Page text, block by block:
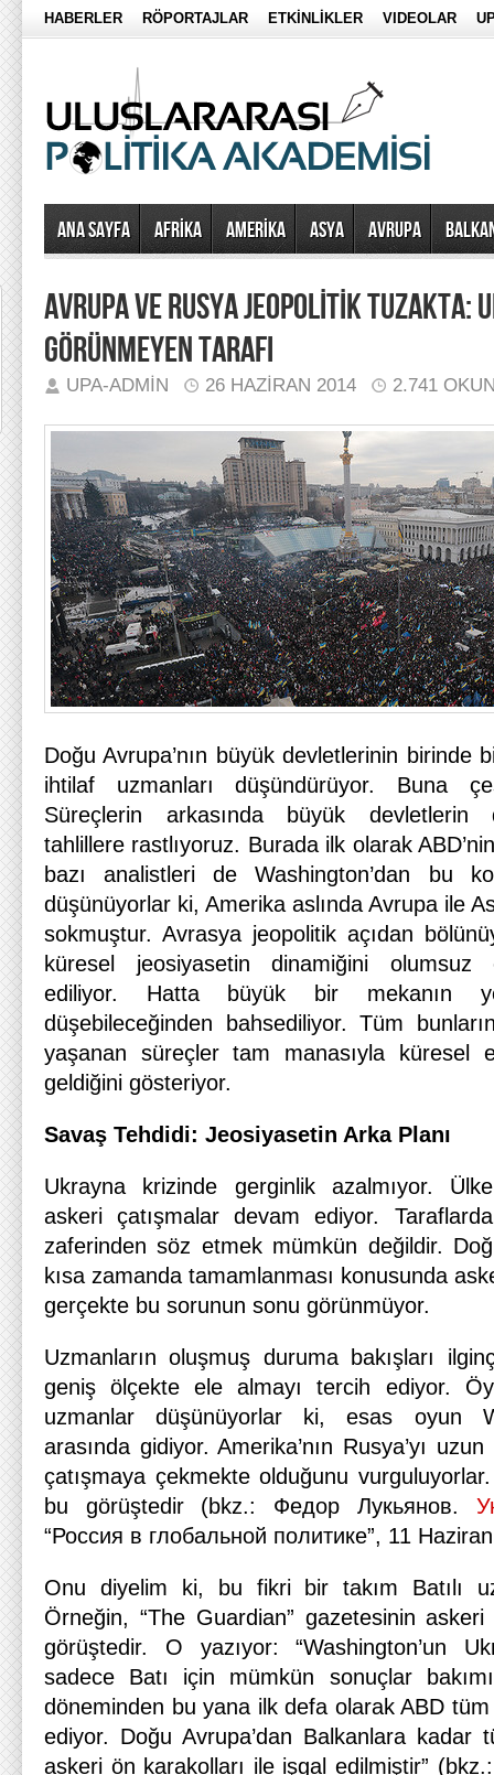
HABERLER RÖPORTAJLAR ETKİNLİKLER VIDEOLAR
Ana Sayfa AFRİKA AMERİKA ASYA AVRUPA
AVRUPA VE RUSYA JEOPOLİTİK TUZAKTA:
GÖRÜNMEYEN TARAFI
UPA-ADMIN 26 HAZIRAN 2014 2.741
Doğu Avrupa’nın büyük devletlerinin birinde
ihtilaf uzmanları düşündürüyor. Buna
Süreçlerin arkasında büyük devletlerin
tahlillere rastlıyoruz. Burada ilk olarak
bazı analistleri de Washington’dan bu
düşünüyorlar ki, Amerika aslında Avrupa ile
sokmuştur. Avrasya jeopolitik açıdan
küresel jeosiyasetin dinamiğini olumsuz
ediliyor. Hatta büyük bir mekanın
düşebileceğinden bahsediliyor. Tüm
yaşanan süreçler tam manasıyla küresel
geldiğini gösteriyor.
Savaş Tehdidi: Jeosiyasetin Arka Planı
Ukrayna krizinde gerginlik azalmıyor.
askeri çatışmalar devam ediyor.
zaferinden söz etmek mümkün değildir.
kısa zamanda tamamlanması konusunda
gerçekte bu sorunun sonu görünmüyor.
Uzmanların oluşmuş duruma bakışları
geniş ölçekte ele almayı tercih ediyor.
uzmanlar düşünüyorlar ki, esas oyun
arasında gidiyor. Amerika’nın Rusya’yı
çatışmaya çekmekte olduğunu
bu görüştedir (bkz.: Федор Лукьянов.
“Россия в глобальной политике”, 11
Onu diyelim ki, bu fikri bir takım Batılı
Örneğin, “The Guardian” gazetesinin
görüştedir. O yazıyor: “Washington’un
sadece Batı için mümkün sonuçlar
döneminden bu yana ilk defa olarak ABD
ediyor. Doğu Avrupa’dan Balkanlara kadar
askeri ön karakolları ile işgal edilmiştir”